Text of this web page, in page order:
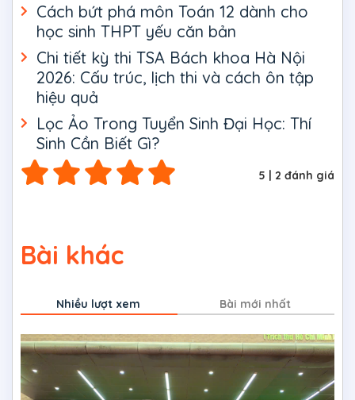
Cách bứt phá môn Toán 12 dành cho
học sinh THPT yếu căn bản
Chi tiết kỳ thi TSA Bách khoa Hà Nội
2026: Cấu trúc, lịch thi và cách ôn tập
hiệu quả
Lọc Ảo Trong Tuyển Sinh Đại Học: Thí
Sinh Cần Biết Gì?
5 | 2 đánh giá
Bài khác
Nhiều lượt xem Bài mới nhất